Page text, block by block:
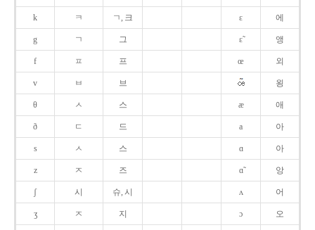
k ㅋ ㄱ, 크 ɛ 에
g ㄱ 그 ɛ̃ 앵
f ㅍ 프 œ 외
v ㅂ 브 욍
θ ㅅ 스 æ 애
ð ㄷ 드 a 아
s ㅅ 스 ɑ 아
z ㅈ 즈 ɑ̃ 앙
ʃ 시 슈, 시 ʌ 어
ʒ ㅈ 지 ɔ 오